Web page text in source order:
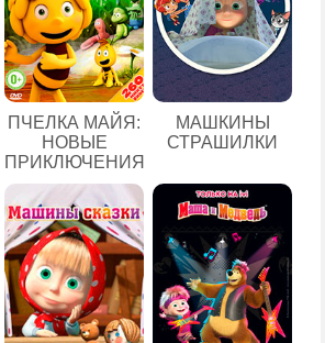
ПЧЕЛКА МАЙЯ:
НОВЫЕ
ПРИКЛЮЧЕНИЯ
МАШКИНЫ
СТРАШИЛКИ